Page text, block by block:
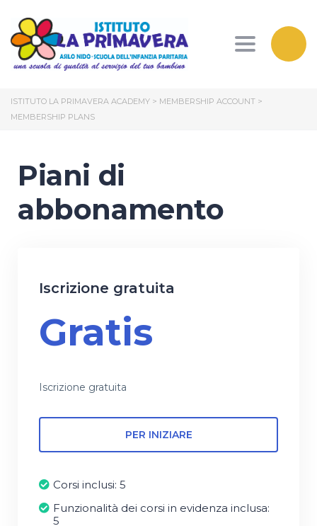
Toggle
ISTITUTO LA PRIMAVERA ACADEMY > MEMBERSHIP ACCOUNT >
MEMBERSHIP PLANS
Piani di
abbonamento
Iscrizione gratuita
Gratis
Iscrizione gratuita
PER INIZIARE
Corsi inclusi: 5
Funzionalità dei corsi in evidenza inclusa:
5